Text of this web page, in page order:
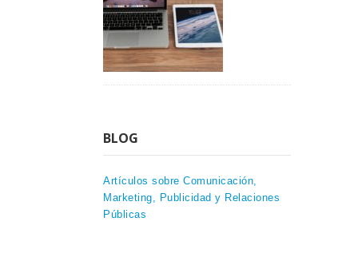
BLOG
Artículos sobre Comunicación,
Marketing, Publicidad y Relaciones
Públicas